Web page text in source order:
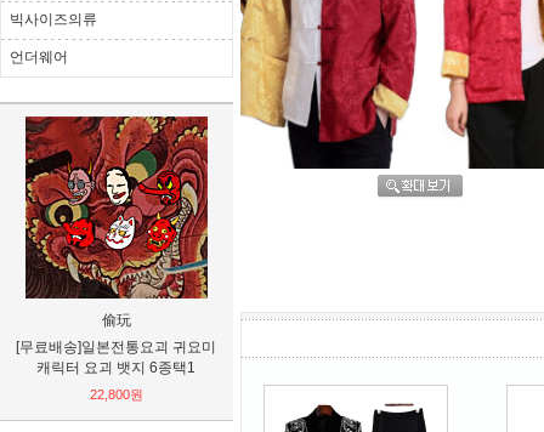
빅사이즈의류
언더웨어
괴 귀요미
6종택1
[무료배송]원펀맨 아이폰 6/6S
6+/6S+ 7/8 7+/8+ X 소프트 폰케
阜阳市颍泉